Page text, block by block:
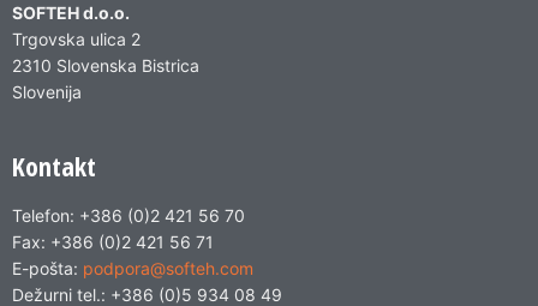
SOFTEH d.o.o.
Trgovska ulica 2
2310 Slovenska Bistrica
Slovenija
Kontakt
Telefon: +386 (0)2 421 56 70
Fax: +386 (0)2 421 56 71
E-pošta: podpora@softeh.com
Dežurni tel.: +386 (0)5 934 08 49